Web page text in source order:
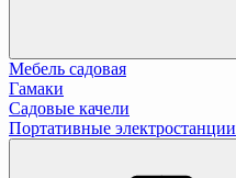
Мебель садовая
Гамаки
Садовые качели
Портативные электростанции